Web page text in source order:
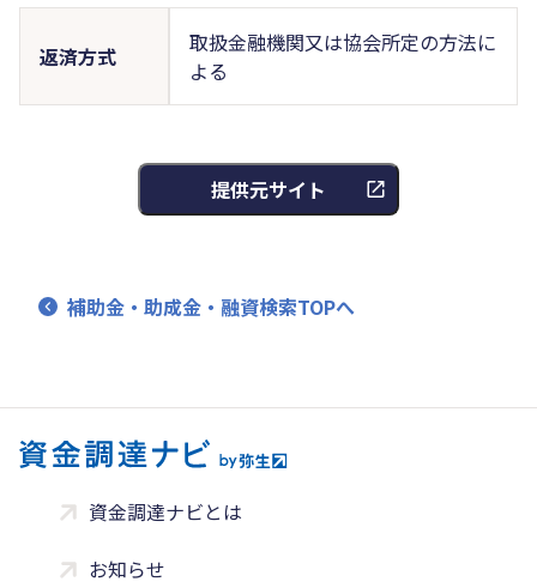
返済方式
取扱金融機関又は協会所定の方法に
よる
提供元サイト
補助金・助成金・融資検索TOPへ
資金調達ナビとは
お知らせ